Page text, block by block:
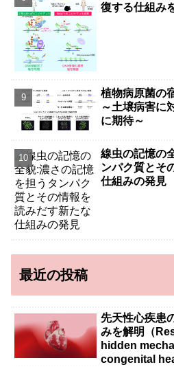
復する仕組み
植物病原菌の
～土壌病害に
に期待～
線虫の記憶の
ンパク質とそ
仕組みの発見
最近の投稿
先天性心疾患
みを解明（
hidden
congenital